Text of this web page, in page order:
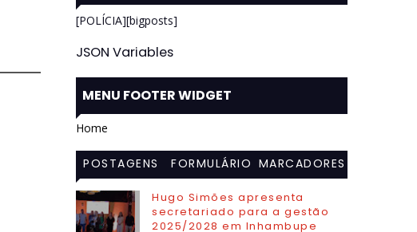
[POLÍCIA][bigposts]
JSON Variables
MENU FOOTER WIDGET
Home
POSTAGENS
MAIS
VISITADAS
FORMULÁRIO MARCADORES
Hugo Simões apresenta
secretariado para a gestão
2025/2028 em Inhambupe